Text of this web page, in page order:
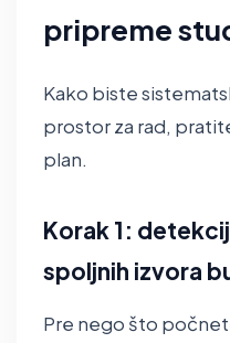
pripreme
Kako biste
prostor za rad,
plan.
Korak 1:
spoljnih izvora
Pre nego što